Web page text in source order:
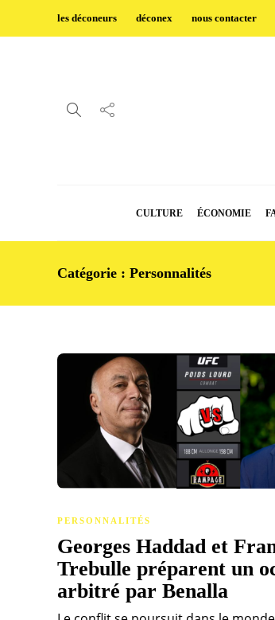
les déconeurs déconex nous contacter
CULTURE ÉCONOMIE
Catégorie : Personnalités
PERSONNALITÉS
Georges Haddad et
Trebulle préparent un
arbitré par Benalla